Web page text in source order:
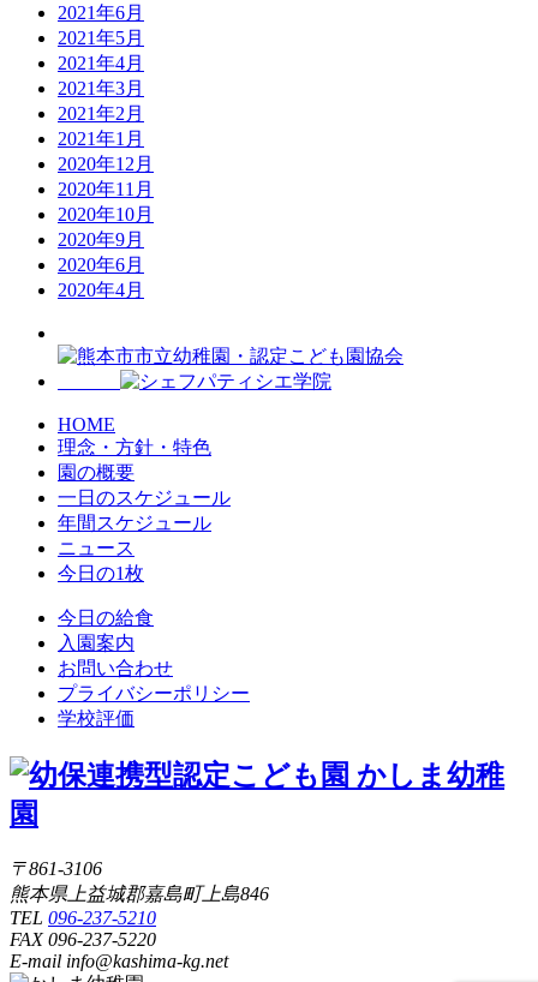
2021年6月
2021年5月
2021年4月
2021年3月
2021年2月
2021年1月
2020年12月
2020年11月
2020年10月
2020年9月
2020年6月
2020年4月
HOME
理念・方針・特色
園の概要
一日のスケジュール
年間スケジュール
ニュース
今日の1枚
今日の給食
入園案内
お問い合わせ
プライバシーポリシー
学校評価
〒861-3106
熊本県上益城郡嘉島町上島846
TEL 096-237-5210
FAX 096-237-5220
E-mail info@kashima-kg.net